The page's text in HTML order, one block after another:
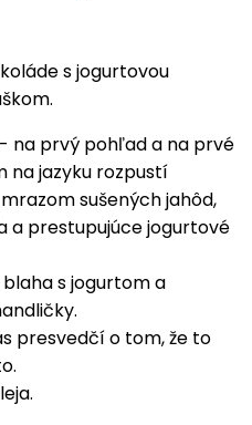
s jogurtovou
na prvý pohľad a na prvé
na jazyku rozpustí
sušených jahôd,
a prestupujúce jogurtové
s jogurtom a
presvedčí o tom, že to